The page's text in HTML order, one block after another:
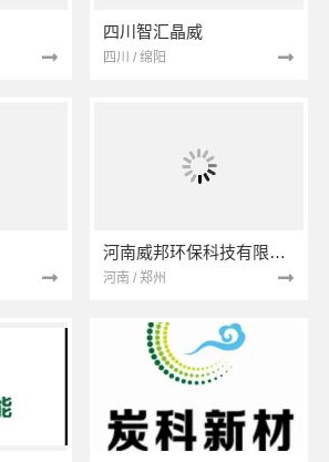
四川智汇晶威
四川 / 绵阳
河南威邦环保科技有限公司
河南 / 郑州